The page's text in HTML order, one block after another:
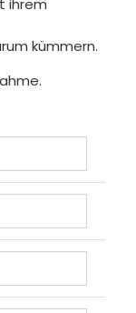
ihrem
kümmern.